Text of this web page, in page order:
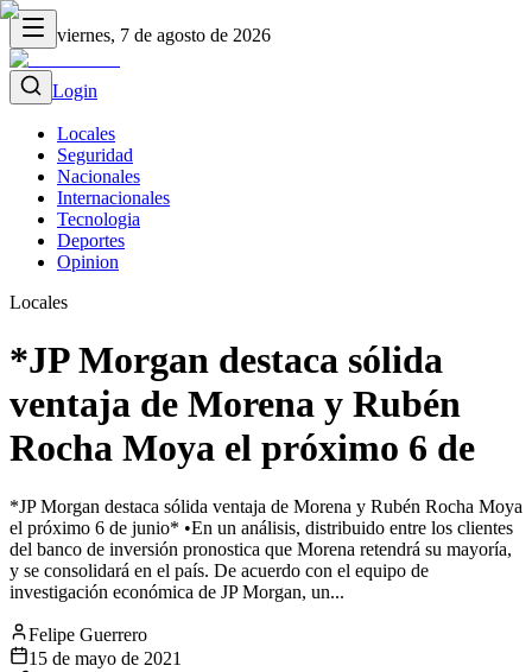
viernes, 7 de agosto de 2026
Login
Locales
Seguridad
Nacionales
Internacionales
Tecnologia
Deportes
Opinion
Locales
*JP Morgan destaca sólida
ventaja de Morena y Rubén
Rocha Moya el próximo 6 de
*JP Morgan destaca sólida ventaja de Morena y Rubén Rocha Moya
el próximo 6 de junio* •En un análisis, distribuido entre los clientes
del banco de inversión pronostica que Morena retendrá su mayoría,
y se consolidará en el país. De acuerdo con el equipo de
investigación económica de JP Morgan, un...
Felipe Guerrero
15 de mayo de 2021